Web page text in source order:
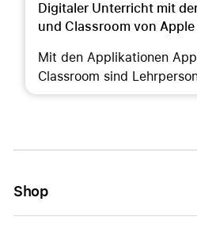
Digitaler Unterricht mit
und Classroom von Apple
Mit den Applikationen
Classroom sind
Shop